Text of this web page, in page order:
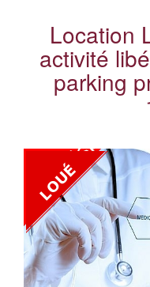
Location
activité
parking